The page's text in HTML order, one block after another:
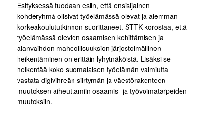
Esityksessä tuodaan esiin, että ensisijainen
kohderyhmä olisivat työelämässä olevat ja aiemman
korkeakoulututkinnon suorittaneet. STTK korostaa, että
työelämässä olevien osaamisen kehittämisen ja
alanvaihdon mahdollisuuksien järjestelmällinen
heikentäminen on erittäin lyhytnäköistä. Lisäksi se
heikentää koko suomalaisen työelämän valmiutta
vastata digivihreän siirtymän ja väestörakenteen
muutoksen aiheuttamiin osaamis- ja työvoimatarpeiden
muutoksiin.